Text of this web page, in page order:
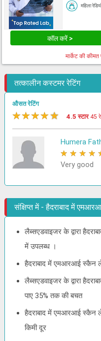
महिला
कॉल करें >
मार्केट की कीमत
तत्कालीन कस्टमर रेटिंग
औसत रेटिंग
★★★★★ 4.5 स्टार 45
Humera
★ ★ ★ ★
Very good
संक्षिप्त में - हैदराबाद में
लैब्सएडवाइजर के द्वारा
में उपलब्ध ।
हैदराबाद में एमआरआई स्कैन
लैब्सएडवाइजर के द्वारा
पाए 35% तक की बचत
हैदराबाद में एमआरआई स्कैन
किमी दूर